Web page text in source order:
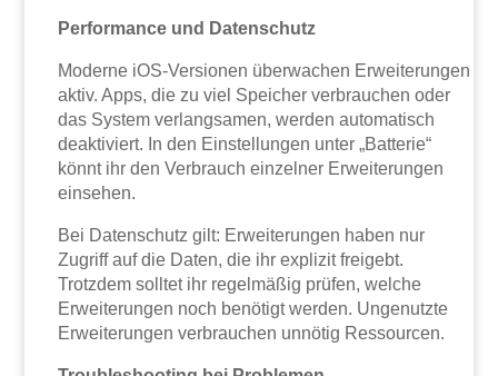
Performance und Datenschutz
Moderne iOS-Versionen überwachen Erweiterungen
aktiv. Apps, die zu viel Speicher verbrauchen oder
das System verlangsamen, werden automatisch
deaktiviert. In den Einstellungen unter „Batterie“
könnt ihr den Verbrauch einzelner Erweiterungen
einsehen.
Bei Datenschutz gilt: Erweiterungen haben nur
Zugriff auf die Daten, die ihr explizit freigebt.
Trotzdem solltet ihr regelmäßig prüfen, welche
Erweiterungen noch benötigt werden. Ungenutzte
Erweiterungen verbrauchen unnötig Ressourcen.